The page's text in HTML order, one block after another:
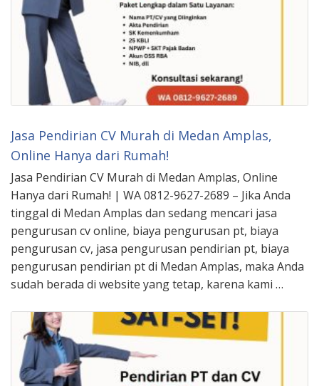
Jasa Pendirian CV Murah di Medan Amplas,
Online Hanya dari Rumah!
Jasa Pendirian CV Murah di Medan Amplas, Online
Hanya dari Rumah! | WA 0812-9627-2689 – Jika Anda
tinggal di Medan Amplas dan sedang mencari jasa
pengurusan cv online, biaya pengurusan pt, biaya
pengurusan cv, jasa pengurusan pendirian pt, biaya
pengurusan pendirian pt di Medan Amplas, maka Anda
sudah berada di website yang tetap, karena kami …